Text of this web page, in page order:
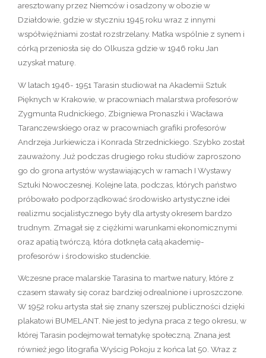
aresztowany przez Niemców i osadzony w obozie w
Działdowie, gdzie w styczniu 1945 roku wraz z innymi
współwięźniami został rozstrzelany. Matka wspólnie z synem i
córką przeniosła się do Olkusza gdzie w 1946 roku Jan
uzyskał maturę.
W latach 1946- 1951 Tarasin studiował na Akademii Sztuk
Pięknych w Krakowie, w pracowniach malarstwa profesorów
Zygmunta Rudnickiego, Zbigniewa Pronaszki i Wacława
Taranczewskiego oraz w pracowniach grafiki profesorów
Andrzeja Jurkiewicza i Konrada Strzednickiego. Szybko został
zauważony. Już podczas drugiego roku studiów zaproszono
go do grona artystów wystawiających w ramach I Wystawy
Sztuki Nowoczesnej. Kolejne lata, podczas, których państwo
próbowało podporządkować środowisko artystyczne idei
realizmu socjalistycznego były dla artysty okresem bardzo
trudnym. Zmagał się z ciężkimi warunkami ekonomicznymi
oraz apatią twórczą, która dotknęła całą akademię-
profesorów i środowisko studenckie.
Wczesne prace malarskie Tarasina to martwe natury, które z
czasem stawały się coraz bardziej odrealnione i uproszczone.
W 1952 roku artysta stał się znany szerszej publiczności dzięki
plakatowi BUMELANT. Nie jest to jedyna praca z tego okresu, w
której Tarasin podejmował tematykę społeczną. Znana jest
również jego litografia Wyścig Pokoju z końca lat 50. Wraz z